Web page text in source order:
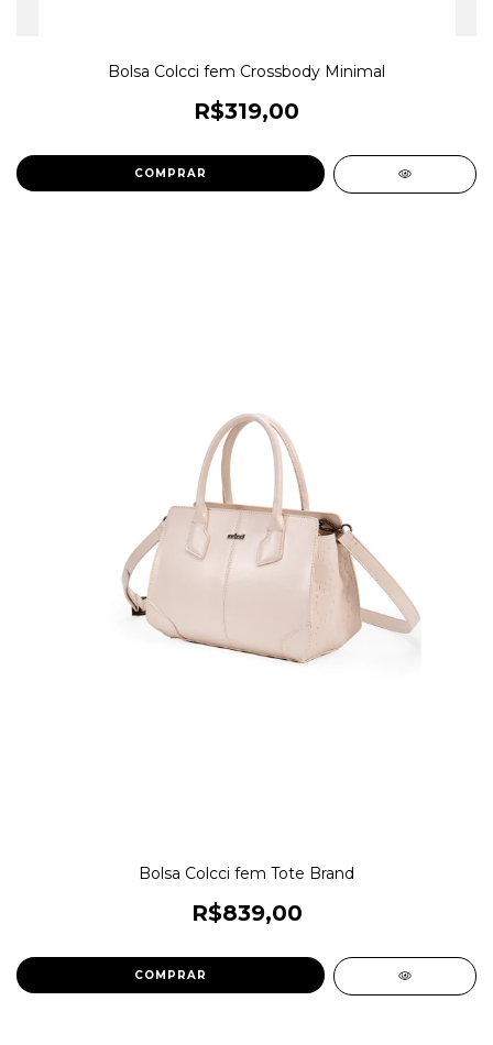
Bolsa Colcci fem Crossbody Minimal
R$319,00
COMPRAR
Bolsa Colcci fem Tote Brand
R$839,00
COMPRAR